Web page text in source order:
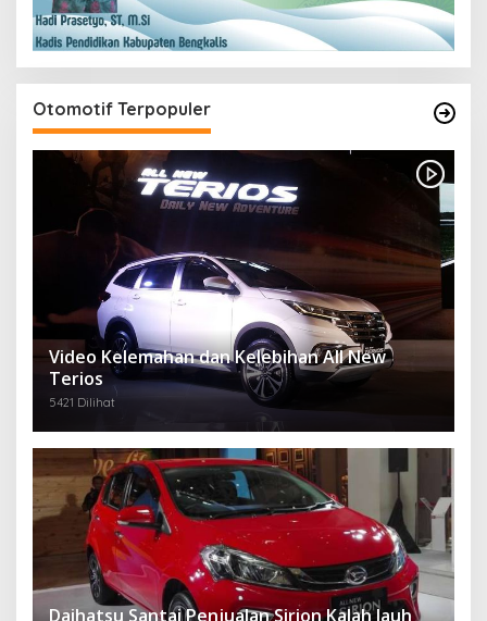
Otomotif Terpopuler
Video Kelemahan dan Kelebihan All New
Terios
5421 Dilihat
Daihatsu Santai Penjualan Sirion Kalah Jauh